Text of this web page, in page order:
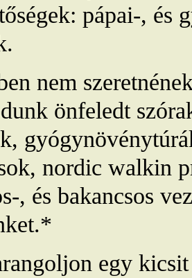
pápai-, és
nem
önfeledt
nordic walkin
, és bakancsos
egy